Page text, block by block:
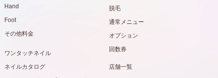
Hand
Foot
その他料金
ワンタッチネイル
脱毛
通常メニュー
オプション
回数券
ネイルカタログ
店舗一覧